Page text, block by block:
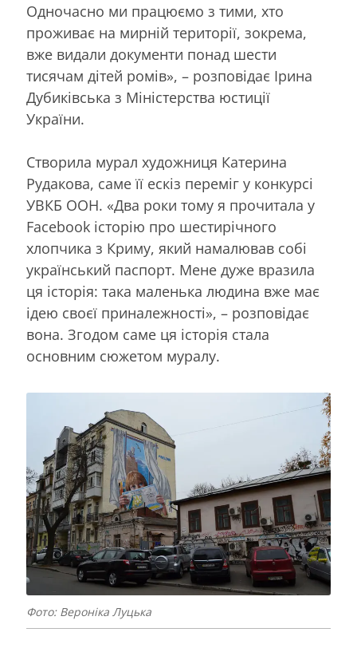
Одночасно ми працюємо з тими, хто
проживає на мирній території, зокрема,
вже видали документи понад шести
тисячам дітей ромів», – розповідає Ірина
Дубиківська з Міністерства юстиції
України.
Створила мурал художниця Катерина
Рудакова, саме її ескіз переміг у конкурсі
УВКБ ООН. «Два роки тому я прочитала у
Facebook історію про шестирічного
хлопчика з Криму, який намалював собі
український паспорт. Мене дуже вразила
ця історія: така маленька людина вже має
ідею своєї приналежності», – розповідає
вона. Згодом саме ця історія стала
основним сюжетом муралу.
Фото: Вероніка Луцька